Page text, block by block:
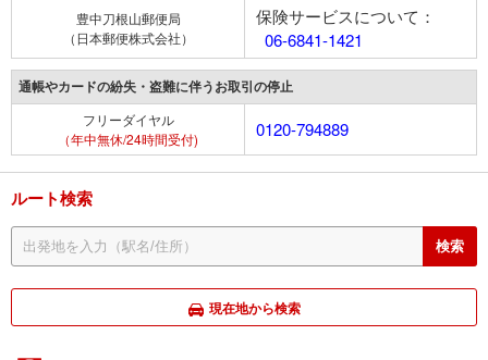
豊中刀根山郵便局
（日本郵便株式会社）
保険サービスについて：
06-6841-1421
通帳やカードの紛失・盗難に伴うお取引の停止
フリーダイヤル
（年中無休/24時間受付)
0120-794889
ルート検索
現在地から検索